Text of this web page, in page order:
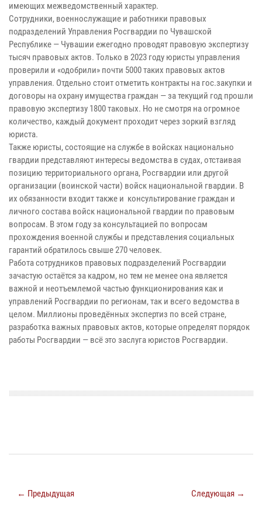
имеющих межведомственный характер.
Сотрудники, военнослужащие и работники правовых
подразделений Управления Росгвардии по Чувашской
Республике — Чувашии ежегодно проводят правовую экспертизу
тысяч правовых актов. Только в 2023 году юристы управления
проверили и «одобрили» почти 5000 таких правовых актов
управления. Отдельно стоит отметить контракты на гос.закупки и
договоры на охрану имущества граждан — за текущий год прошли
правовую экспертизу 1800 таковых. Но не смотря на огромное
количество, каждый документ проходит через зоркий взгляд
юриста.
Также юристы, состоящие на службе в войсках национально
гвардии представляют интересы ведомства в судах, отстаивая
позицию территориального органа, Росгвардии или другой
организации (воинской части) войск национальной гвардии. В
их обязанности входит также и консультирование граждан и
личного состава войск национальной гвардии по правовым
вопросам. В этом году за консультацией по вопросам
прохождения военной службы и представления социальных
гарантий обратилось свыше 270 человек.
Работа сотрудников правовых подразделений Росгвардии
зачастую остаётся за кадром, но тем не менее она является
важной и неотъемлемой частью функционирования как и
управлений Росгвардии по регионам, так и всего ведомства в
целом. Миллионы проведённых экспертиз по всей стране,
разработка важных правовых актов, которые определят порядок
работы Росгвардии — всё это заслуга юристов Росгвардии.
← Предыдущая Следующая →